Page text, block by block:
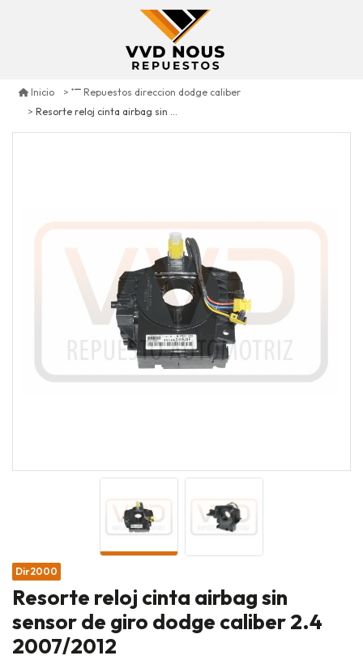
Inicio
Repuestos direccion dodge caliber
Resorte reloj cinta airbag sin sensor de giro dodge caliber 2.4 2007/2012
Dir2000
Resorte reloj cinta airbag sin
sensor de giro dodge caliber 2.4
2007/2012